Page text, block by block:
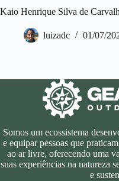
Kaio Henrique Silva de
luizadc 01/07/
Somos um ecossistema
e equipar pessoas que
ao ar livre, oferecendo uma
suas experiências na natureza
e